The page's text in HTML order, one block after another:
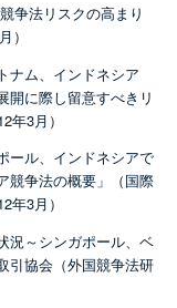
争法リスクの高まり
）
ナム、インドネシア
開に際し留意すべきリ
年3月）
ール、インドネシアで
競争法の概要」（国際
年3月）
況～シンガポール、ベ
引協会（外国競争法研